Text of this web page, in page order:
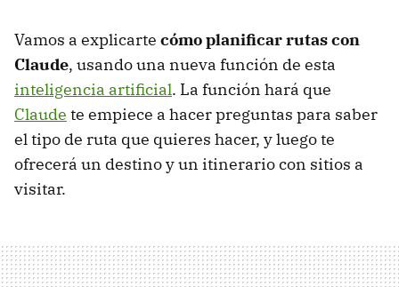
Vamos a explicarte cómo planificar rutas con
Claude, usando una nueva función de esta
inteligencia artificial. La función hará que
Claude te empiece a hacer preguntas para saber
el tipo de ruta que quieres hacer, y luego te
ofrecerá un destino y un itinerario con sitios a
visitar.